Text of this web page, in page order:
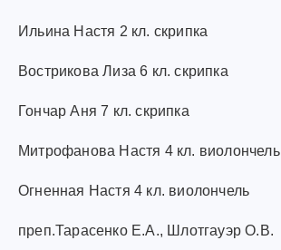
Ильина Настя 2 кл. скрипка
Вострикова Лиза 6 кл. скрипка
Гончар Аня 7 кл. скрипка
Митрофанова Настя 4 кл. виолончель
Огненная Настя 4 кл. виолончель
преп.Тарасенко Е.А., Шлотгауэр О.В.